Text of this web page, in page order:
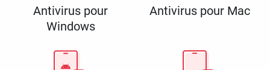
Antivirus pour
Windows
Antivirus pour Mac